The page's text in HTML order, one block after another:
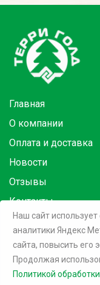
Главная
О компании
Оплата и доставка
Новости
Отзывы
Контакты
Товары в розницу на
©2026 Терри Голд
Наш сайт
аналитики Яндекс
сайта, повысить его
Продолжая
Политикой